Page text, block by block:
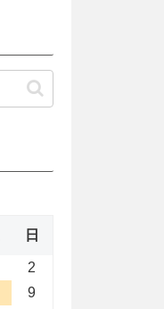
日
2
9